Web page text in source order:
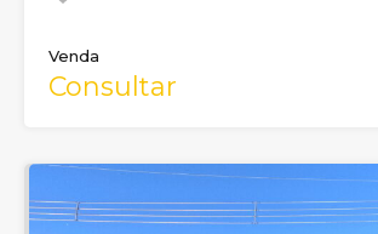
Venda
Consultar